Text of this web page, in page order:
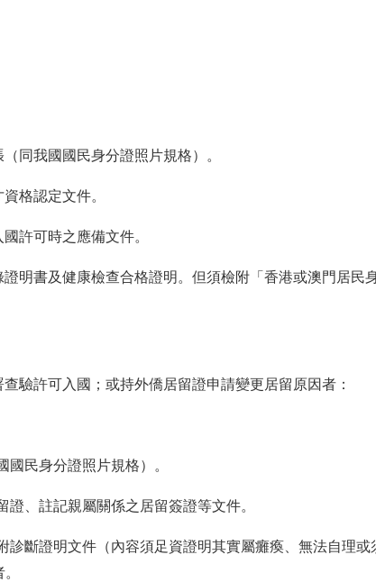
同我國國民身分證照片規格）。
格認定文件。
許可時之應備文件。
明書及健康檢查合格證明。但須檢附「香港或澳門居民
驗許可入國；或持外僑居留證申請變更居留原因者：
民身分證照片規格）。
、註記親屬關係之居留簽證等文件。
診斷證明文件（內容須足資證明其實屬癱瘓、無法自理